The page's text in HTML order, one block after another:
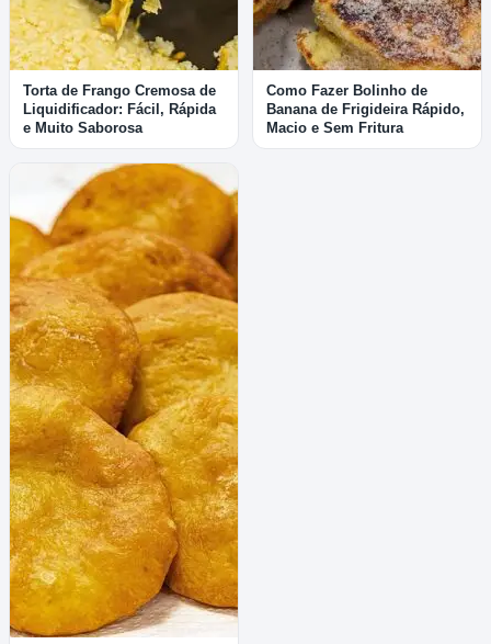
Torta de Frango Cremosa de
Liquidificador: Fácil, Rápida
e Muito Saborosa
Como Fazer Bolinho de
Banana de Frigideira Rápido,
Macio e Sem Fritura